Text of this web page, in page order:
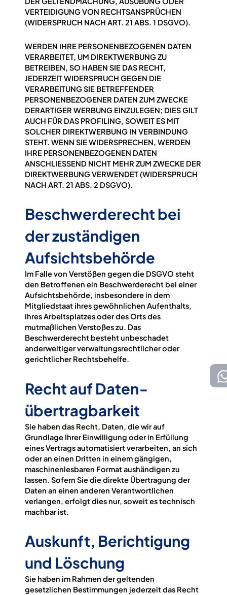
VERTEIDIGUNG VON RECHTSANSPRÜCHEN
(WIDERSPRUCH NACH ART. 21 ABS. 1 DSGVO).
WERDEN IHRE PERSONENBEZOGENEN DATEN
VERARBEITET, UM DIREKTWERBUNG ZU
BETREIBEN, SO HABEN SIE DAS RECHT,
JEDERZEIT WIDERSPRUCH GEGEN DIE
VERARBEITUNG SIE BETREFFENDER
PERSONENBEZOGENER DATEN ZUM ZWECKE
DERARTIGER WERBUNG EINZULEGEN; DIES GILT
AUCH FÜR DAS PROFILING, SOWEIT ES MIT
SOLCHER DIREKTWERBUNG IN VERBINDUNG
STEHT. WENN SIE WIDERSPRECHEN, WERDEN
IHRE PERSONENBEZOGENEN DATEN
ANSCHLIESSEND NICHT MEHR ZUM ZWECKE DER
DIREKTWERBUNG VERWENDET (WIDERSPRUCH
NACH ART. 21 ABS. 2 DSGVO).
Beschwerde­recht bei
der zuständigen
Aufsichts­behörde
Im Falle von Verstößen gegen die DSGVO steht
den Betroffenen ein Beschwerderecht bei einer
Aufsichtsbehörde, insbesondere in dem
Mitgliedstaat ihres gewöhnlichen Aufenthalts,
ihres Arbeitsplatzes oder des Orts des
mutmaßlichen Verstoßes zu. Das
Beschwerderecht besteht unbeschadet
anderweitiger verwaltungsrechtlicher oder
gerichtlicher Rechtsbehelfe.
Recht auf Daten­
übertrag­barkeit
Sie haben das Recht, Daten, die wir auf
Grundlage Ihrer Einwilligung oder in Erfüllung
eines Vertrags automatisiert verarbeiten, an sich
oder an einen Dritten in einem gängigen,
maschinenlesbaren Format aushändigen zu
lassen. Sofern Sie die direkte Übertragung der
Daten an einen anderen Verantwortlichen
verlangen, erfolgt dies nur, soweit es technisch
machbar ist.
Auskunft, Berichtigung
und Löschung
Sie haben im Rahmen der geltenden
gesetzlichen Bestimmungen jederzeit das Recht